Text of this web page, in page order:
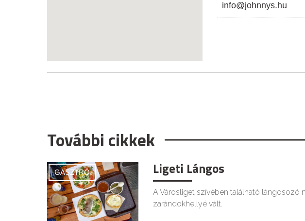
info@johnnys.hu
További cikkek
GASZTRÓ Ligeti Lángos
A Városliget szívében található lángosozó
zarándokhellyé vált.